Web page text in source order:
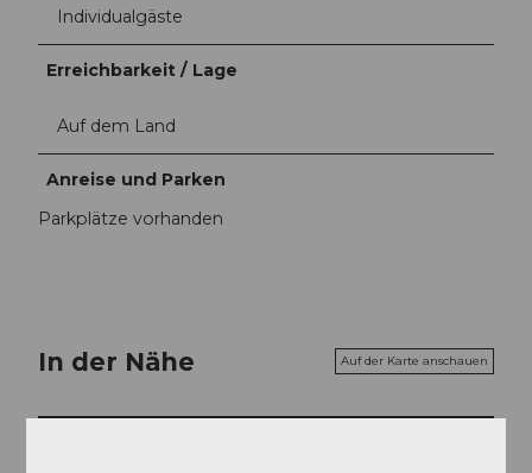
Individualgäste
Erreichbarkeit / Lage
Auf dem Land
Anreise und Parken
Parkplätze vorhanden
In der Nähe Auf der Karte anschauen